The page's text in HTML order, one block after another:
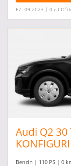
EZ: 09.2023 | 0 g CO2/
Audi Q2 30
Benzin | 110 PS | 0